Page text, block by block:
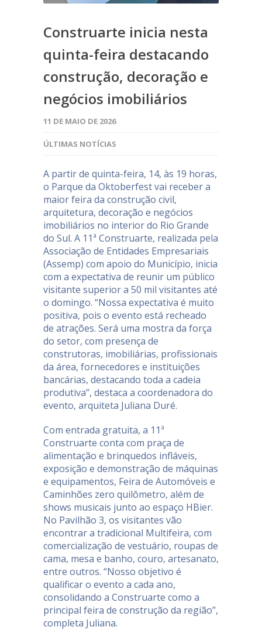
Construarte inicia nesta
quinta-feira destacando
construção, decoração e
negócios imobiliários
11 DE MAIO DE 2026
ÚLTIMAS NOTÍCIAS
A partir de quinta-feira, 14, às 19 horas,
o Parque da Oktoberfest vai receber a
maior feira da construção civil,
arquitetura, decoração e negócios
imobiliários no interior do Rio Grande
do Sul. A 11ª Construarte, realizada pela
Associação de Entidades Empresariais
(Assemp) com apoio do Município, inicia
com a expectativa de reunir um público
visitante superior a 50 mil visitantes até
o domingo. “Nossa expectativa é muito
positiva, pois o evento está recheado
de atrações. Será uma mostra da força
do setor, com presença de
construtoras, imobiliárias, profissionais
da área, fornecedores e instituições
bancárias, destacando toda a cadeia
produtiva”, destaca a coordenadora do
evento, arquiteta Juliana Duré.
Com entrada gratuita, a 11ª
Construarte conta com praça de
alimentação e brinquedos infláveis,
exposição e demonstração de máquinas
e equipamentos, Feira de Automóveis e
Caminhões zero quilômetro, além de
shows musicais junto ao espaço HBier.
No Pavilhão 3, os visitantes vão
encontrar a tradicional Multifeira, com
comercialização de vestuário, roupas de
cama, mesa e banho, couro, artesanato,
entre outros. “Nosso objetivo é
qualificar o evento a cada ano,
consolidando a Construarte como a
principal feira de construção da região”,
completa Juliana.